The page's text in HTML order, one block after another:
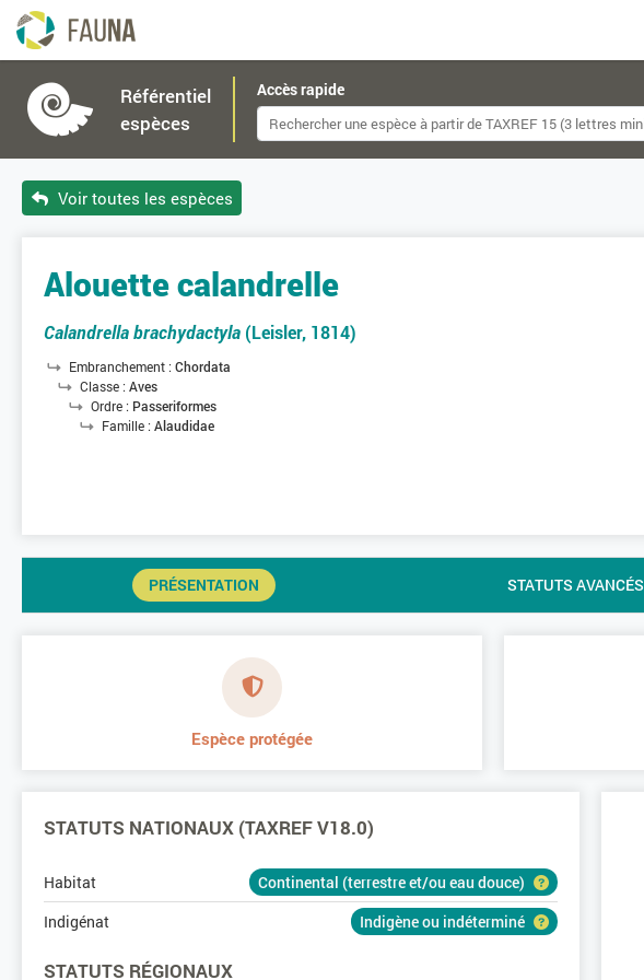
Référentiel
espèces
Accès rapide
Voir toutes les espèces
Alouette calandrelle
Calandrella brachydactyla (Leisler, 1814)
Embranchement : Chordata
Classe : Aves
Ordre : Passeriformes
Famille : Alaudidae
PRÉSENTATION STATUTS AVANCÉS
Espèce protégée
STATUTS NATIONAUX (TAXREF V18.0)
Habitat
Continental (terrestre et/ou eau douce)
Indigénat
Indigène ou indéterminé
STATUTS RÉGIONAUX